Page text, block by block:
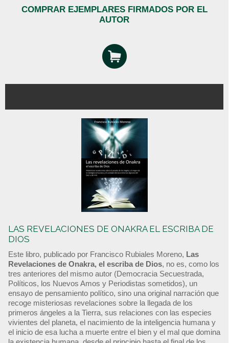
COMPRAR EJEMPLARES FIRMADOS POR EL
AUTOR
LAS REVELACIONES DE ONAKRA EL ESCRIBA DE
DIOS
Este libro, publicado por Francisco Rubiales Moreno, Las
Revelaciones de Onakra, el escriba de Dios, no es, como los
tres anteriores del mismo autor (Democracia Secuestrada,
Políticos, los Nuevos Amos y Periodistas sometidos), un
ensayo de pensamiento político, sino una original narración que
recoge misteriosas revelaciones sobre la llegada de los
primeros ángeles a la Tierra, sus relaciones con las especies
vivientes del planeta, el nacimiento de la inteligencia humana y
el inicio de esa lucha a muerte entre el bien y el mal que domina